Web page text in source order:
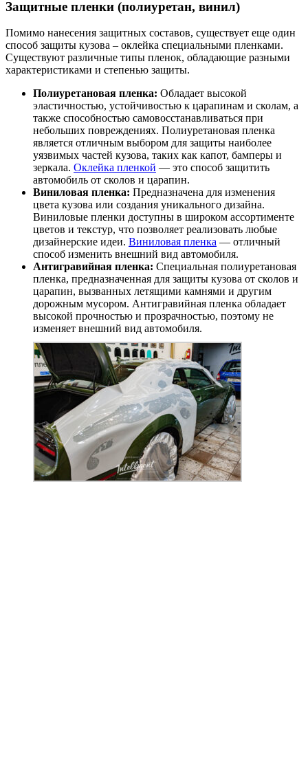
Защитные пленки (полиуретан, винил)
Помимо нанесения защитных составов, существует еще один
способ защиты кузова – оклейка специальными пленками.
Существуют различные типы пленок, обладающие разными
характеристиками и степенью защиты.
Полиуретановая пленка: Обладает высокой
эластичностью, устойчивостью к царапинам и сколам, а
также способностью самовосстанавливаться при
небольших повреждениях. Полиуретановая пленка
является отличным выбором для защиты наиболее
уязвимых частей кузова, таких как капот, бамперы и
зеркала. Оклейка пленкой — это способ защитить
автомобиль от сколов и царапин.
Виниловая пленка: Предназначена для изменения
цвета кузова или создания уникального дизайна.
Виниловые пленки доступны в широком ассортименте
цветов и текстур, что позволяет реализовать любые
дизайнерские идеи. Виниловая пленка — отличный
способ изменить внешний вид автомобиля.
Антигравийная пленка: Специальная полиуретановая
пленка, предназначенная для защиты кузова от сколов и
царапин, вызванных летящими камнями и другим
дорожным мусором. Антигравийная пленка обладает
высокой прочностью и прозрачностью, поэтому не
изменяет внешний вид автомобиля.